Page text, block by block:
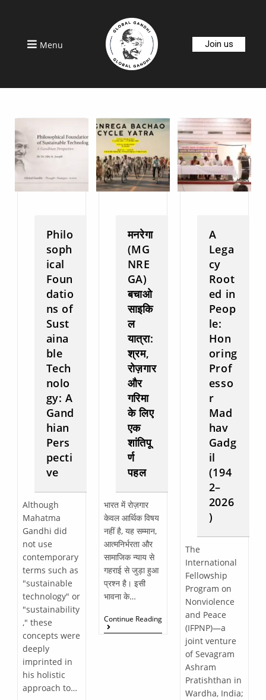
Menu Join us
Philo
soph
ical
Foun
datio
ns of
Sust
aina
ble
Tech
nolo
gy: A
Gand
hian
Pers
pecti
ve
Although
Mahatma
Gandhi did
not use
contemporary
terms such as
"sustainable
technology" or
"sustainability
," these
concepts were
deeply
imprinted in
his holistic
approach to…
मनरेगा
(MG
NRE
GA)
बचाओ
साइकि
ल
यात्रा:
श्रम,
रोज़गार
और
गरिमा
के लिए
एक
शांतिपू
र्ण
पहल
भारत में रोज़गार
केवल आर्थिक विषय
नहीं है, यह सम्मान,
आत्मनिर्भरता और
सामाजिक न्याय से
गहराई से जुड़ा हुआ
प्रश्न है। इसी
भावना के…
Continue Reading
A
Lega
cy
Root
ed in
Peop
le:
Hon
oring
Prof
esso
r
Mad
hav
Gadg
il
(194
2–
2026
)
The
International
Fellowship
Program on
Nonviolence
and Peace
(IFPNP)—a
joint venture
of Sevagram
Ashram
Pratishthan in
Wardha, India;